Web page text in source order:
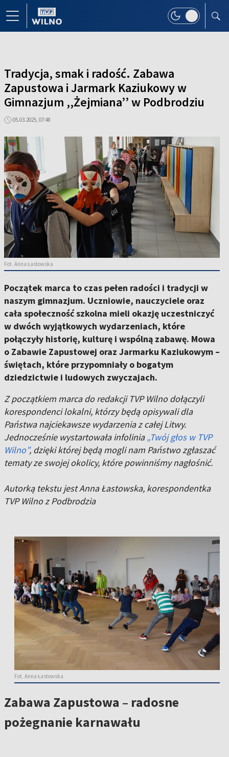
Tradycja, smak i radość. Zabawa
Zapustowa i Jarmark Kaziukowy w
Gimnazjum ,,Żejmiana’’ w Podbrodziu
05.03.2025, 07:48
Fot. Anna Łastowska
Początek marca to czas pełen radości i tradycji w
naszym gimnazjum. Uczniowie, nauczyciele oraz
cała społeczność szkolna mieli okazję uczestniczyć
w dwóch wyjątkowych wydarzeniach, które
połączyły historię, kulturę i wspólną zabawę. Mowa
o Zabawie Zapustowej oraz Jarmarku Kaziukowym –
świętach, które przypomniały o bogatym
dziedzictwie i ludowych zwyczajach.
Z początkiem marca do redakcji TVP Wilno dołączyli
korespondenci lokalni, którzy będą opisywali dla
Państwa najciekawsze wydarzenia z całej Litwy.
Jednocześnie wystartowała infolinia„Twój głos w TVP
Wilno”, dzięki której będą mogli nam Państwo zgłaszać
tematy ze swojej okolicy, które powinniśmy nagłośnić.
Autorką tekstu jest Anna Łastowska, korespondentka
TVP Wilno z Podbrodzia
Fot. Anna Łastowska
Zabawa Zapustowa – radosne
pożegnanie karnawału